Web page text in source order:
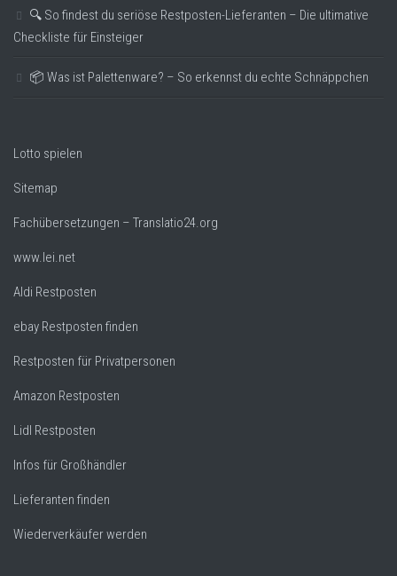
🔍 So findest du seriöse Restposten-Lieferanten – Die ultimative
Checkliste für Einsteiger
📦 Was ist Palettenware? – So erkennst du echte Schnäppchen
Lotto spielen
Sitemap
Fachübersetzungen – Translatio24.org
www.lei.net
Aldi Restposten
ebay Restposten finden
Restposten für Privatpersonen
Amazon Restposten
Lidl Restposten
Infos für Großhändler
Lieferanten finden
Wiederverkäufer werden